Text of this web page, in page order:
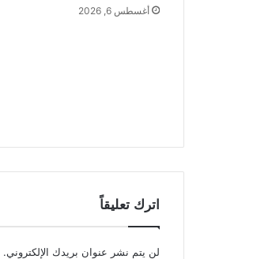
أغسطس 6, 2026
اترك تعليقاً
لن يتم نشر عنوان بريدك الإلكتروني.